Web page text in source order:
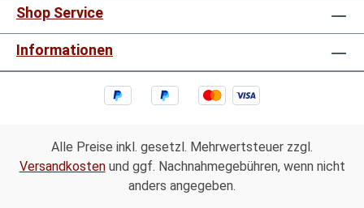
Shop Service
Informationen
Alle Preise inkl. gesetzl. Mehrwertsteuer zzgl.
Versandkostenund ggf. Nachnahmegebühren, wenn nicht
anders angegeben.